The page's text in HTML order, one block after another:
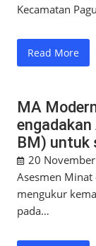
Kecamatan
Read More
MA
BM) untuk
20
Asesmen Minat
mengukur
pada…